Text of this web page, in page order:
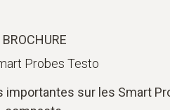
BROCHURE
Probes Testo
sur les Smart